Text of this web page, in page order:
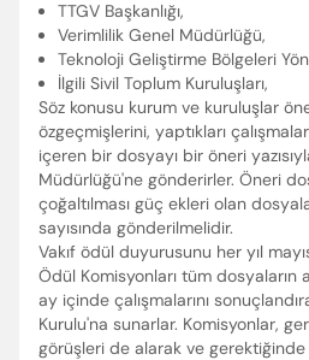
TTGV Başkanlığı,
Verimlilik Genel Müdürlüğü,
Teknoloji Geliştirme Bölgeleri
İlgili Sivil Toplum Kuruluşları,
Söz konusu kurum ve kuruluşlar
özgeçmişlerini, yaptıkları
içeren bir dosyayı bir öneri
Müdürlüğü'ne gönderirler. Öneri
çoğaltılması güç ekleri olan
sayısında gönderilmelidir.
Vakıf ödül duyurusunu her yıl
Ödül Komisyonları tüm dosyaların
ay içinde çalışmalarını
Kurulu'na sunarlar. Komisyonlar,
görüşleri de alarak ve